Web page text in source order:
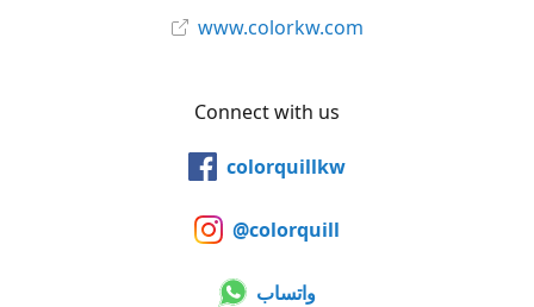
www.colorkw.com
Connect with us
colorquillkw
@colorquill
واتساب